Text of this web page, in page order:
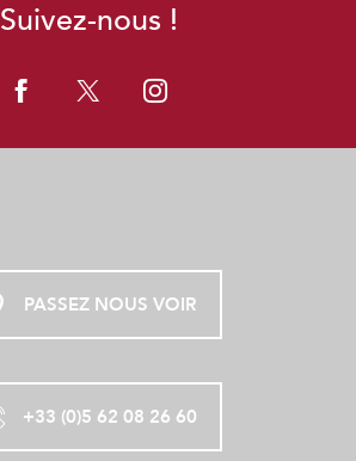
Suivez-nous !
PASSEZ NOUS VOIR
+33 (0)5 62 08 26 60